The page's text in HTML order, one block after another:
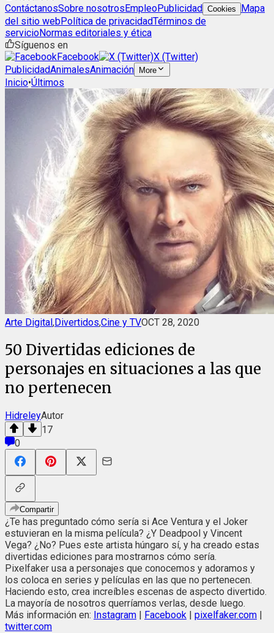
ContáctanosSobre nosotrosEmpleoPublicidad Cookies
Mapa
del sitio webPolítica de privacidadTérminos de
servicioNormas editoriales y ética
Síguenos en
Facebook
X (Twitter)
PublicidadAnimalesAnimación More
Inicio•Últimos
Arte Digital,Divertidos,Cine y TVOCT 28, 2020
50 Divertidas ediciones de
personajes en situaciones a las que
no pertenecen
HidreleyAutor
17
0
Compartir
¿Te has preguntado cómo sería si Ace Ventura y el Joker
estuvieran en la misma película? ¿Y Deadpool y Vincent
Vega? ¿No? Pues este artista húngaro sí, y ha creado estas
divertidas ediciones para mostrarnos cómo sería.
Pixelfaker usa a personajes que conocemos y adoramos y
los coloca en series y películas en las que no pertenecen.
Haciendo esto, crea increíbles escenas de aspecto divertido.
La mayoría de nosotros querríamos verlas, desde luego.
Más información en: Instagram | Facebook | pixelfaker.com |
twitter.com